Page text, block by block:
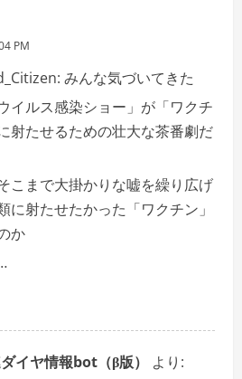
PM
みんな気づいてきた
イルス感染ショー」が「ワクチ
射たせるための壮大な茶番劇だ
こまで大掛かりな嘘を繰り広げ
に射たせたかった「ワクチン」
か
イヤ情報bot（β版） より: